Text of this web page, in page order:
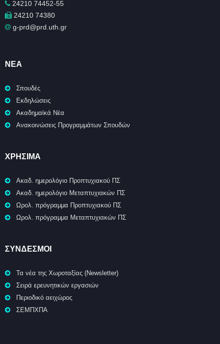
24210 74452-55
24210 74380
g-prd@prd.uth.gr
ΝΈΑ
Σπουδές
Εκδηλώσεις
Ακαδημαϊκά Νέα
Ανακοινώσεις Προγραμμάτων Σπουδών
ΧΡΉΣΙΜΑ
Ακαδ. ημερολόγιο Προπτυχιακού ΠΣ
Ακαδ. ημερολόγιο Μεταπτυχιακών ΠΣ
Ωρολ. πρόγραμμα Προπτυχιακού ΠΣ
Ωρολ. πρόγραμμα Μεταπτυχιακών ΠΣ
ΣΥΝΔΕΣΜΟΙ
Τα νέα της Χωροταξίας (Newsletter)
Σειρά ερευνητικών εργασιών
Περιοδικό αειχώρος
ΣΕΜΠΧΠΑ